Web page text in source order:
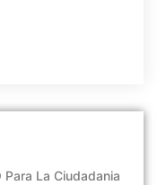
Para La Ciudadania